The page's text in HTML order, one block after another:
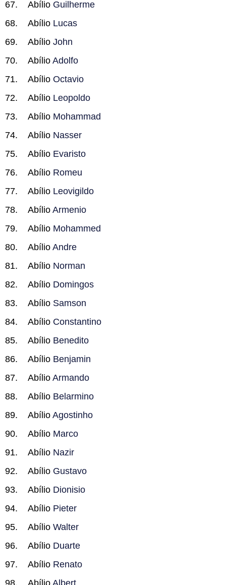
Abílio Guilherme
Abílio Lucas
Abílio John
Abílio Adolfo
Abílio Octavio
Abílio Leopoldo
Abílio Mohammad
Abílio Nasser
Abílio Evaristo
Abílio Romeu
Abílio Leovigildo
Abílio Armenio
Abílio Mohammed
Abílio Andre
Abílio Norman
Abílio Domingos
Abílio Samson
Abílio Constantino
Abílio Benedito
Abílio Benjamin
Abílio Armando
Abílio Belarmino
Abílio Agostinho
Abílio Marco
Abílio Nazir
Abílio Gustavo
Abílio Dionisio
Abílio Pieter
Abílio Walter
Abílio Duarte
Abílio Renato
Abílio Albert